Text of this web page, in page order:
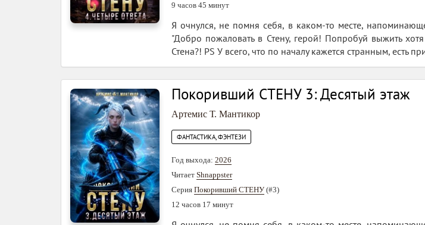
9 часов 45 минут
Я очнулся, не помня себя, в каком-то месте,
"Добро пожаловать в Стену, герой! Попробуй выжить
Стена?! PS У всего, что по началу кажется странным, есть
Покоривший СТЕНУ 3: Десятый этаж
Артемис Т. Мантикор
ФАНТАСТИКА, ФЭНТЕЗИ
Год выхода: 2026
Читает Shnappster
Серия Покоривший СТЕНУ (#3)
12 часов 17 минут